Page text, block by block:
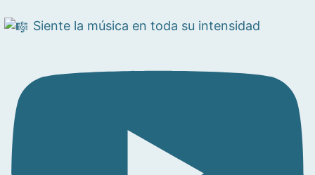
Siente la música en toda su intensidad